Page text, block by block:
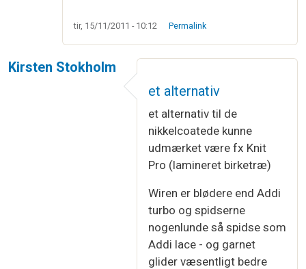
tir, 15/11/2011 - 10:12 Permalink
Kirsten Stokholm
et alternativ
et alternativ til de
nikkelcoatede kunne
udmærket være fx Knit
Pro (lamineret birketræ)
Wiren er blødere end Addi
turbo og spidserne
nogenlunde så spidse som
Addi lace - og garnet
glider væsentligt bedre